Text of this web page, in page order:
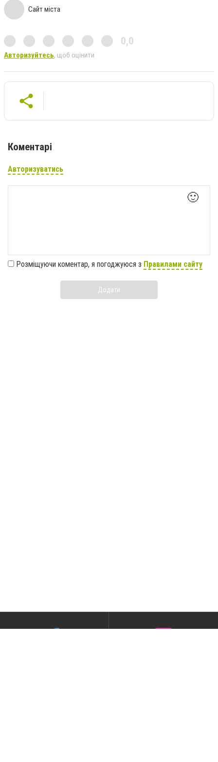
Сайт міста
0,0
Авторизуйтесь, щоб оцінити
Коментарі
Авторизуватись
🙂
Розміщуючи коментар, я погоджуюся з Правилами сайту
Додати